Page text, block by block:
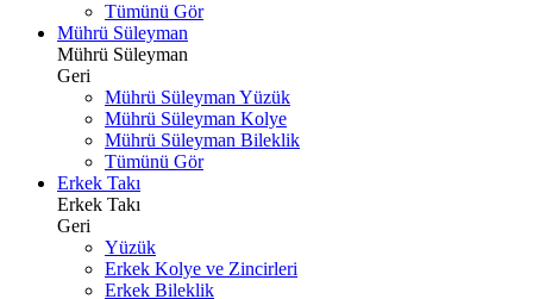
Tümünü Gör
Mührü Süleyman
Mührü Süleyman
Geri
Mührü Süleyman Yüzük
Mührü Süleyman Kolye
Mührü Süleyman Bileklik
Tümünü Gör
Erkek Takı
Erkek Takı
Geri
Yüzük
Erkek Kolye ve Zincirleri
Erkek Bileklik